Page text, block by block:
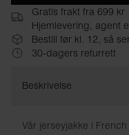
Gratis frakt fra 699 kr
Hjemlevering, agent
Bestill før kl. 12, så
30-dagers returrett
Beskrivelse
Vår jerseyjakke i